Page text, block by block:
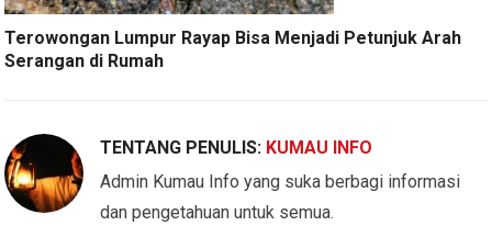
Terowongan Lumpur Rayap Bisa Menjadi Petunjuk Arah
Serangan di Rumah
TENTANG PENULIS: KUMAU INFO
Admin Kumau Info yang suka berbagi informasi
dan pengetahuan untuk semua.